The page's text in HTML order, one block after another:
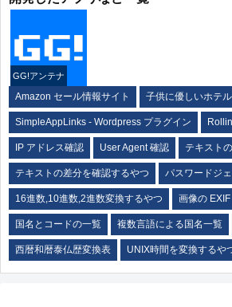
GG!アンテナ
Amazon セール情報サイト 子供に優しいホテ
SimpleAppLinks - Wordpress プラグイン
IP アドレス確認 User Agent 確認 テキスト
テキストの差分を確認するやつ パスワードジ
16進数,10進数,2進数変換するやつ 画像の
国名とコードの一覧 複数言語による国名一覧
西暦和暦泰仏歴変換表 UNIX時間を変換するや